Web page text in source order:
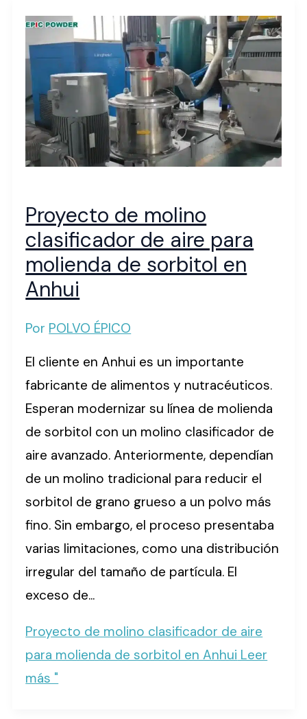
Proyecto de molino
clasificador de aire para
molienda de sorbitol en
Anhui
Por POLVO ÉPICO
El cliente en Anhui es un importante
fabricante de alimentos y nutracéuticos.
Esperan modernizar su línea de molienda
de sorbitol con un molino clasificador de
aire avanzado. Anteriormente, dependían
de un molino tradicional para reducir el
sorbitol de grano grueso a un polvo más
fino. Sin embargo, el proceso presentaba
varias limitaciones, como una distribución
irregular del tamaño de partícula. El
exceso de...
Proyecto de molino clasificador de aire
para molienda de sorbitol en Anhui Leer
más "